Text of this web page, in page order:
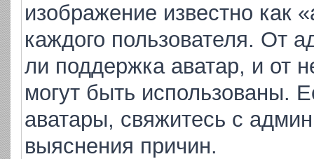
изображение известно как
каждого пользователя. От
ли поддержка аватар, и от
могут быть использованы.
аватары, свяжитесь с
выяснения причин.